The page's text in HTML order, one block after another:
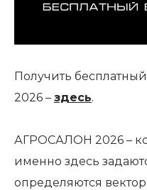
Получить
2026 – здесь.
АГРОСАЛОН 2026 –
именно здесь
определяются